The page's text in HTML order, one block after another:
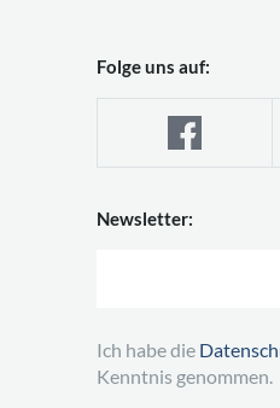
Folge uns auf:
Newsletter:
Ich habe die
Kenntnis genommen.